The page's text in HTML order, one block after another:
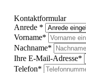
Kontaktformular
Anrede *
Vorname*
Nachname*
Ihre E-Mail-Adresse*
Telefon*